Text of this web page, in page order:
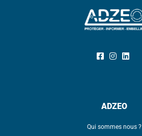
ADZEO
Qui sommes nous ?